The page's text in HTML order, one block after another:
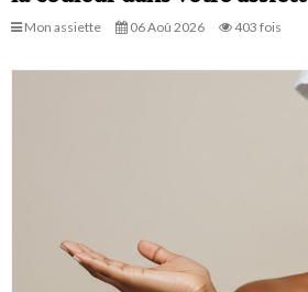
Mon assiette 06 Aoû 2026 403 fois